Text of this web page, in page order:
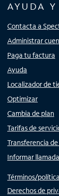
AYUDA
Contacta a
Administrar
Paga tu factura
Ayuda
Localizador de
Optimizar
Cambia de plan
Tarifas de
Transferencia
Informar
Términos/
Derechos de